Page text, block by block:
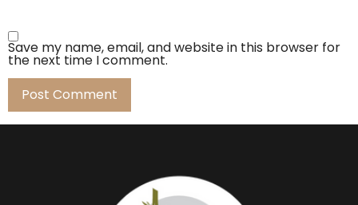
Save my name, email, and website in this browser for
the next time I comment.